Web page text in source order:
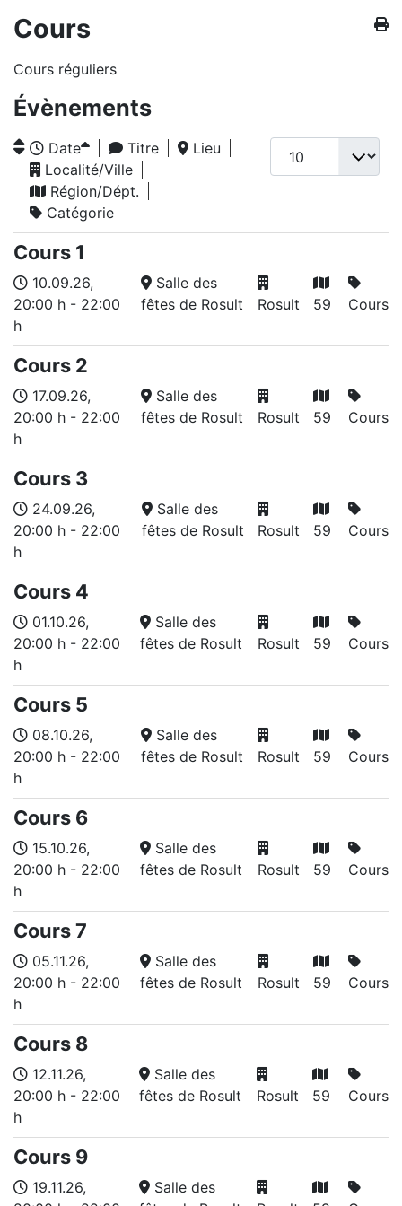
Cours
Cours réguliers
Évènements
Date Titre
Lieu
Localité/Ville
Région/Dépt.
Catégorie
Cours 1
10.09.26,
20:00 h - 22:00
h
Salle des
fêtes de Rosult
Rosult 59 Cours
Cours 2
17.09.26,
20:00 h - 22:00
h
Salle des
fêtes de Rosult
Rosult 59 Cours
Cours 3
24.09.26,
20:00 h - 22:00
h
Salle des
fêtes de Rosult
Rosult 59 Cours
Cours 4
01.10.26,
20:00 h - 22:00
h
Salle des
fêtes de Rosult
Rosult 59 Cours
Cours 5
08.10.26,
20:00 h - 22:00
h
Salle des
fêtes de Rosult
Rosult 59 Cours
Cours 6
15.10.26,
20:00 h - 22:00
h
Salle des
fêtes de Rosult
Rosult 59 Cours
Cours 7
05.11.26,
20:00 h - 22:00
h
Salle des
fêtes de Rosult
Rosult 59 Cours
Cours 8
12.11.26,
20:00 h - 22:00
h
Salle des
fêtes de Rosult
Rosult 59 Cours
Cours 9
19.11.26,
Salle des